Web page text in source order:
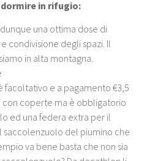
in rifugio:
una ottima dose di
condivisione degli spazi. Il
in alta montagna.
facoltativo e a pagamento €3,5
con coperte ma è obbligatorio
ed una federa extra per il
saccolenzuolo del piumino che
va bene basta che non sia